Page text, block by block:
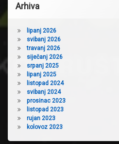
Arhiva
lipanj 2026
svibanj 2026
travanj 2026
siječanj 2026
srpanj 2025
lipanj 2025
listopad 2024
svibanj 2024
prosinac 2023
listopad 2023
rujan 2023
kolovoz 2023